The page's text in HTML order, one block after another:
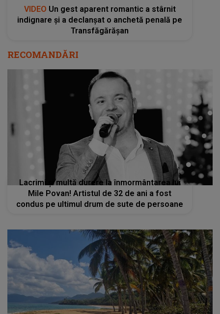
VIDEO Un gest aparent romantic a stârnit
indignare și a declanșat o anchetă penală pe
Transfăgărășan
RECOMANDĂRI
Lacrimi și multă durere la înmormântarea lui
Mile Povan! Artistul de 32 de ani a fost
condus pe ultimul drum de sute de persoane